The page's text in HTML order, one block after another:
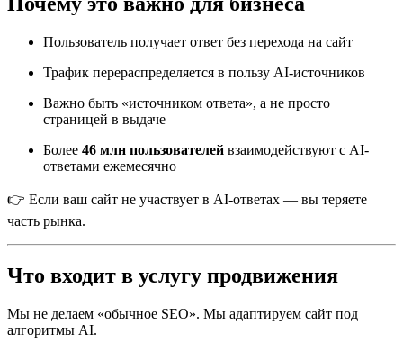
Пользователь получает ответ без перехода на сайт
Трафик перераспределяется в пользу AI-источников
Важно быть «источником ответа», а не просто
страницей в выдаче
Более 46 млн пользователей взаимодействуют с AI-
ответами ежемесячно
👉 Если ваш сайт не участвует в AI-ответах — вы теряете
часть рынка.
Что входит в услугу продвижения
Мы не делаем «обычное SEO». Мы адаптируем сайт под
алгоритмы AI.